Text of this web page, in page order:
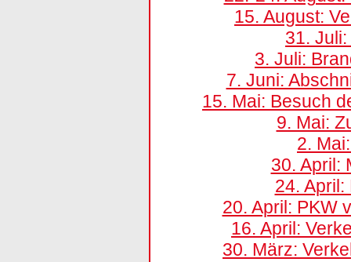
15. August:
31.
3. Juli:
7. Juni:
15. Mai: Besuch
9. Mai:
2.
30. April:
24.
20. April: PKW
16. April:
30. März: